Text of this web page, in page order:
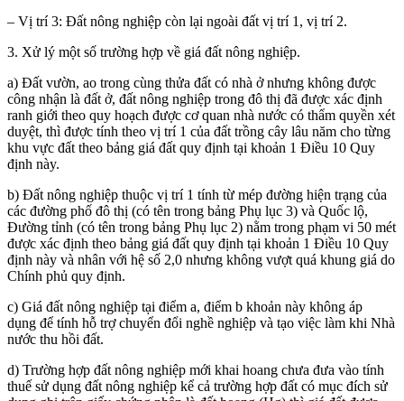
– Vị trí 3: Đất nông nghiệp còn lại ngoài đất vị trí 1, vị trí 2.
3. Xử lý một số trường hợp về giá đất nông nghiệp.
a) Đất vườn, ao trong cùng thửa đất có nhà ở nhưng không được
công nhận là đất ở, đất nông nghiệp trong đô thị đã được xác định
ranh giới theo quy hoạch được cơ quan nhà nước có thẩm quyền xét
duyệt, thì được tính theo vị trí 1 của đất trồng cây lâu năm cho từng
khu vực đất theo bảng giá đất quy định tại khoản 1 Điều 10 Quy
định này.
b) Đất nông nghiệp thuộc vị trí 1 tính từ mép đường hiện trạng của
các đường phố đô thị (có tên trong bảng Phụ lục 3) và Quốc lộ,
Đường tỉnh (có tên trong bảng Phụ lục 2) nằm trong phạm vi 50 mét
được xác định theo bảng giá đất quy định tại khoản 1 Điều 10 Quy
định này và nhân với hệ số 2,0 nhưng không vượt quá khung giá do
Chính phủ quy định.
c) Giá đất nông nghiệp tại điểm a, điểm b khoản này không áp
dụng để tính hỗ trợ chuyển đổi nghề nghiệp và tạo việc làm khi Nhà
nước thu hồi đất.
d) Trường hợp đất nông nghiệp mới khai hoang chưa đưa vào tính
thuế sử dụng đất nông nghiệp kể cả trường hợp đất có mục đích sử